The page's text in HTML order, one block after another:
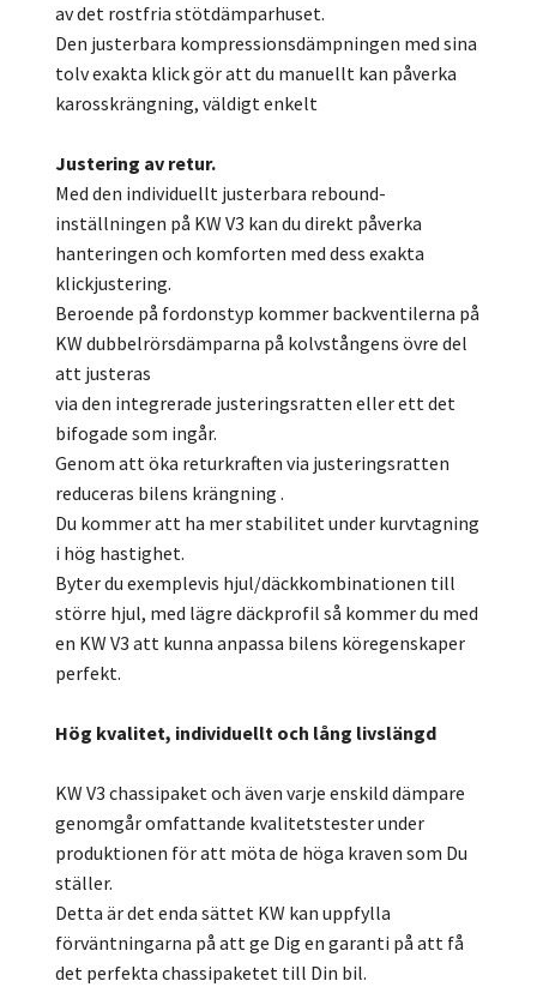
av det rostfria stötdämparhuset.
Den justerbara kompressionsdämpningen med sina
tolv exakta klick gör att du manuellt kan påverka
karosskrängning, väldigt enkelt
Justering av retur.
Med den individuellt justerbara rebound-
inställningen på KW V3 kan du direkt påverka
hanteringen och komforten med dess exakta
klickjustering.
Beroende på fordonstyp kommer backventilerna på
KW dubbelrörsdämparna på kolvstångens övre del
att justeras
via den integrerade justeringsratten eller ett det
bifogade som ingår.
Genom att öka returkraften via justeringsratten
reduceras bilens krängning .
Du kommer att ha mer stabilitet under kurvtagning
i hög hastighet.
Byter du exemplevis hjul/däckkombinationen till
större hjul, med lägre däckprofil så kommer du med
en KW V3 att kunna anpassa bilens köregenskaper
perfekt.
Hög kvalitet, individuellt och lång livslängd
KW V3 chassipaket och även varje enskild dämpare
genomgår omfattande kvalitetstester under
produktionen för att möta de höga kraven som Du
ställer.
Detta är det enda sättet KW kan uppfylla
förväntningarna på att ge Dig en garanti på att få
det perfekta chassipaketet till Din bil.